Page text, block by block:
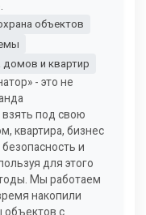
объектов
домов и квартир
- это не
взять под свою
квартира, бизнес
и
для этого
Мы работаем
накопили
объектов с